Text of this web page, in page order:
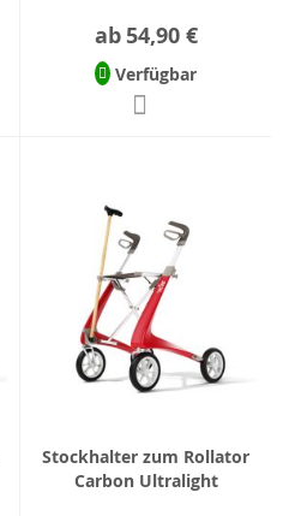
ab 54,90 €
Verfügbar
Stockhalter zum Rollator
Carbon Ultralight